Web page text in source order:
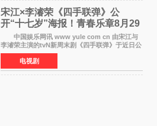
宋江×李濬荣《四手联弹》公
开“十七岁”海报！青春乐章8月29
日奏响
中国娱乐网讯 www yule com cn 由宋江与
李濬荣主演的tvN新周末剧《四手联弹》于近日公
开十七岁版海报，以充满青春气息的画面再度点
燃观众期待。 海报中，宋江与李濬荣并肩站
在音乐教室的
电视剧